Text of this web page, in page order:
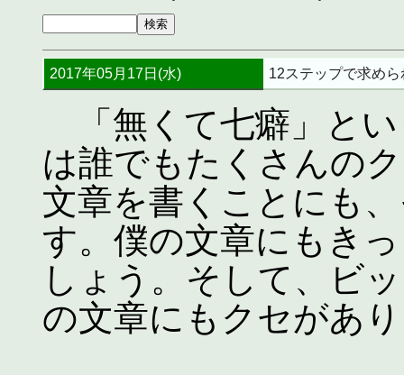
2017年05月17日(水) 12ステップで求め
「無くて七癖」とい
は誰でもたくさんの
文章を書くことにも
す。僕の文章にもき
しょう。そして、ビ
の文章にもクセがあ